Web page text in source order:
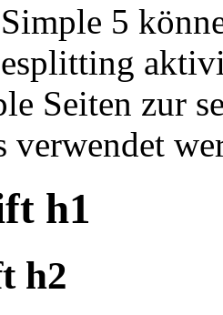
5
Seiten zur
verwendet
h1
h2